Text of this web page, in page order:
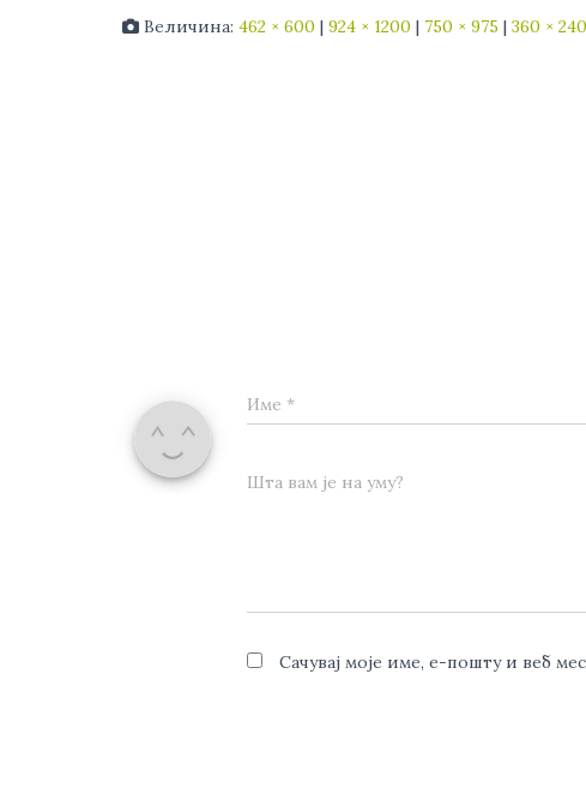
Величина: 462 × 600 | 924 × 1200 | 750 × 975 | 360 × 240
Име *
Шта вам је на уму?
Сачувај моје име, е-пошту и веб